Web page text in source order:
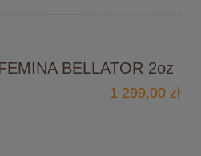
BELLATOR 2oz
1 299,00 zł